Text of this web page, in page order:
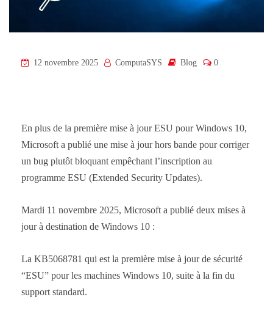
12 novembre 2025 ComputaSYS Blog 0
En plus de la première mise à jour ESU pour Windows 10,
Microsoft a publié une mise à jour hors bande pour corriger
un bug plutôt bloquant empêchant l’inscription au
programme ESU (Extended Security Updates).
Mardi 11 novembre 2025, Microsoft a publié deux mises à
jour à destination de Windows 10 :
La KB5068781 qui est la première mise à jour de sécurité
“ESU” pour les machines Windows 10, suite à la fin du
support standard.